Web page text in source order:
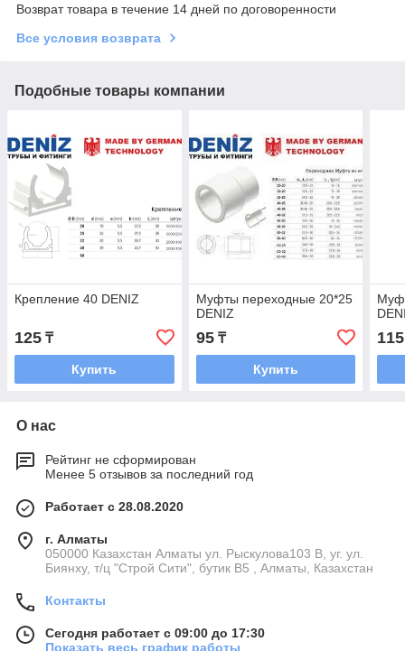
Возврат товара в течение 14 дней по договоренности
Все условия возврата
Подобные товары компании
Крепление 40 DENIZ
125 ₸
Купить
Муфты переходные 20*25
DENIZ
95₸
Купить
115
О нас
Рейтинг не сформирован
Менее 5 отзывов за последний год
Работает с 28.08.2020
г. Алматы
050000 Казахстан Алматы ул. Рыскулова103 В, уг. ул.
Биянху, т/ц "Строй Сити", бутик В5 , Алматы, Казахстан
Контакты
Сегодня работает с 09:00 до 17:30
Показать весь график работы